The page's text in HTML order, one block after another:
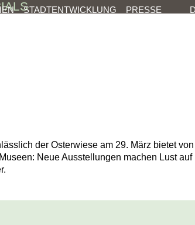
STADTENTWICKLUNG PRESSE
der Osterwiese am 29. März bietet
Neue Ausstellungen machen Lust auf